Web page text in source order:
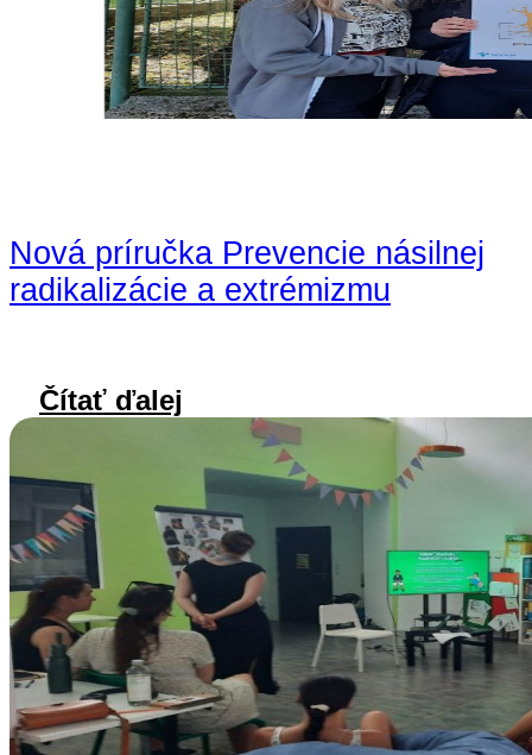
Nová príručka Prevencie násilnej
radikalizácie a extrémizmu
Čítať ďalej